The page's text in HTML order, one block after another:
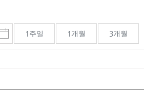
1주일 1개월 3개월